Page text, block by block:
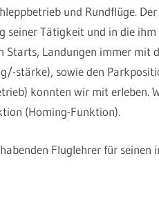
und Rundflüge.
seiner Tätigkeit und in die
Starts, Landungen immer mit
stärke), sowie den
konnten wir mit erleben.
(Homing-Funktion).
Fluglehrer für seinen